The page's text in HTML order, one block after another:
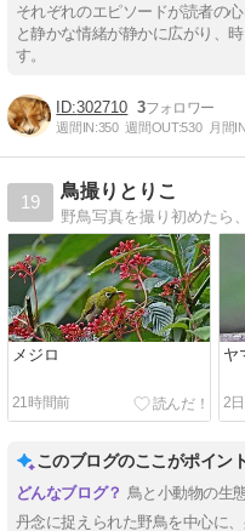
それぞれのエピソードが読者の
と静かな情緒が静かに広がり、
す。
302710 3
週間IN:350 週間OUT:530 月間
19
鳥撮りとりこ
メジロ
21時間前
ヤ
2
このブログのここがポイン
鳥と小動物の生
丹念に捉えられた野鳥を中心に